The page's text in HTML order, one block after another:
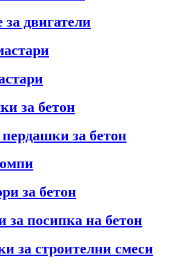
за двигатели
за бетон
за бетон
за бетон
за посипка на бетон
за строителни смеси